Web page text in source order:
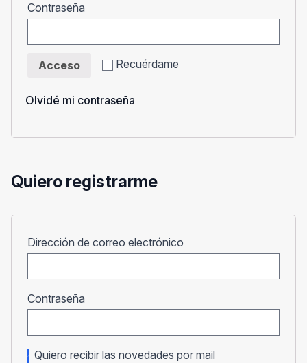
Contraseña
Recuérdame
Acceso
Olvidé mi contraseña
Quiero registrarme
Dirección de correo electrónico
Contraseña
Quiero recibir las novedades por mail